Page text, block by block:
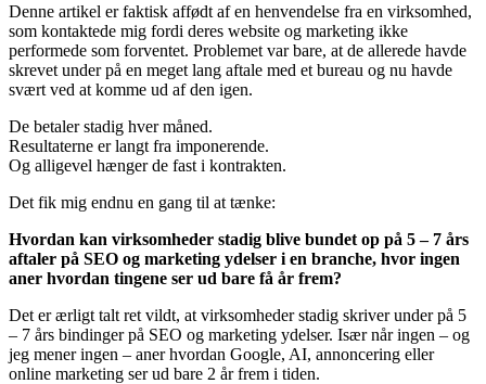
Denne artikel er faktisk affødt af en henvendelse fra en virksomhed,
som kontaktede mig fordi deres website og marketing ikke
performede som forventet. Problemet var bare, at de allerede havde
skrevet under på en meget lang aftale med et bureau og nu havde
svært ved at komme ud af den igen.
De betaler stadig hver måned.
Resultaterne er langt fra imponerende.
Og alligevel hænger de fast i kontrakten.
Det fik mig endnu en gang til at tænke:
Hvordan kan virksomheder stadig blive bundet op på 5 – 7 års
aftaler på SEO og marketing ydelser i en branche, hvor ingen
aner hvordan tingene ser ud bare få år frem?
Det er ærligt talt ret vildt, at virksomheder stadig skriver under på 5
– 7 års bindinger på SEO og marketing ydelser. Især når ingen – og
jeg mener ingen – aner hvordan Google, AI, annoncering eller
online marketing ser ud bare 2 år frem i tiden.